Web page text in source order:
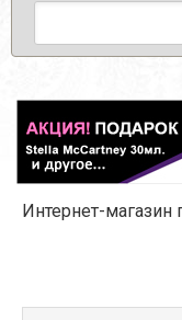
Интернет-